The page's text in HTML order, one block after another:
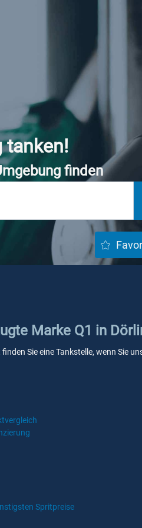
tanken!
finden
Marke Q1 in
Sie eine Tankstelle, wenn Sie
Spritpreise